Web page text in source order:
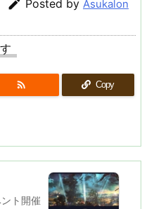
 Posted by Asukalon
 Copy
ト開催